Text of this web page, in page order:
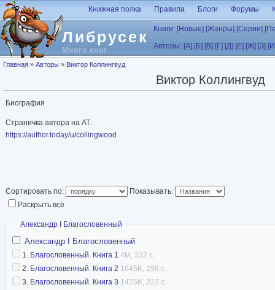
Перейти к основному содержанию
Либрусек
Много книг
Книжная полка Правила Блоги Форумы
Книги: [Новые] [Жанры] [Серии]
Авторы: [А] [Б] [В] [Г] [Д] [Е] [Ж] [З]
Вы здесь
Главная » Авторы » Виктор Коллингвуд
Виктор Коллингвуд
Биография
Страничка автора на АТ:
https://author.today/u/collingwood
Сортировать по:
Показывать:
Раскрыть всё
Скрыть
Александр I Благословенный
Александр I Благословенный
1. Благословенный. Книга 1 4M, 332 с.
2. Благословенный. Книга 2 1645K, 298 с.
3. Благословенный. Книга 3 1475K, 223 с.